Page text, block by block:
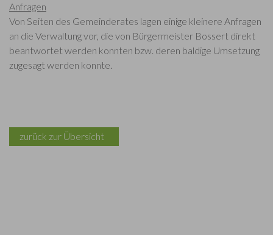
Anfragen
Von Seiten des Gemeinderates lagen einige kleinere Anfragen
an die Verwaltung vor, die von Bürgermeister Bossert direkt
beantwortet werden konnten bzw. deren baldige Umsetzung
zugesagt werden konnte.
zurück zur Übersicht